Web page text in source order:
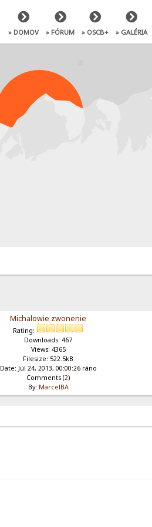
» DOMOV » FÓRUM » OSCB+ » GALÉRIA
Michalowie zwonenie
Rating:
Downloads: 467
Views: 4365
Filesize: 522.5kB
Date: Júl 24, 2013, 00:00:26 ráno
Comments (2)
By: MarcelBA